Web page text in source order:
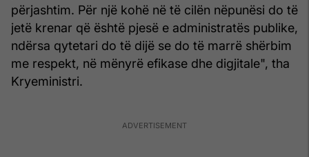
përjashtim. Për një kohë në të cilën nëpunësi do të
jetë krenar që është pjesë e administratës publike,
ndërsa qytetari do të dijë se do të marrë shërbim
me respekt, në mënyrë efikase dhe digjitale", tha
Kryeministri.